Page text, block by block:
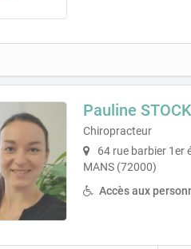
Pauline STOCK
Chiropracteur
64 rue barbier 1er
MANS (72000)
Accès aux